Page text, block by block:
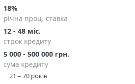
18%
річна проц. ставка
12 - 48 міс.
строк кредиту
5 000 - 500 000 грн.
сума кредиту
21 – 70 років